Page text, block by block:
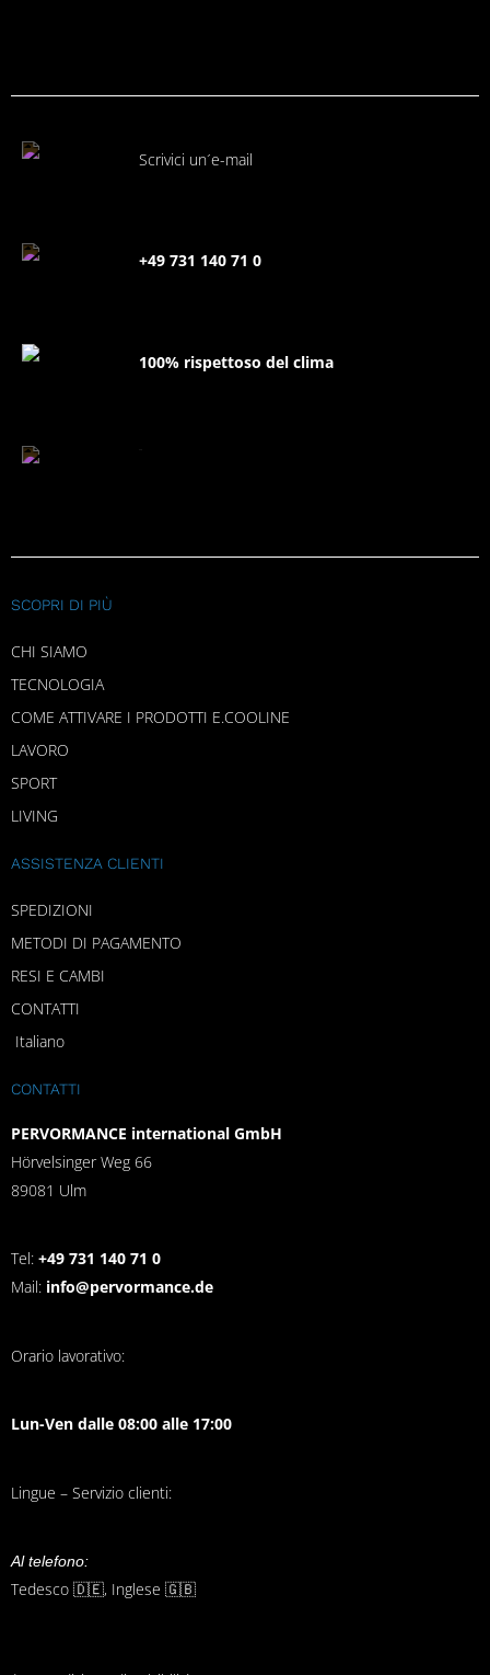
Scrivici un´e-mail
+49 731 140 71 0
100% rispettoso del clima
SCOPRI DI PIÙ
CHI SIAMO
TECNOLOGIA
COME ATTIVARE I PRODOTTI E.COOLINE
LAVORO
SPORT
LIVING
ASSISTENZA CLIENTI
SPEDIZIONI
METODI DI PAGAMENTO
RESI E CAMBI
CONTATTI
Italiano
CONTATTI
PERVORMANCE international GmbH
Hörvelsinger Weg 66
89081 Ulm
Tel: +49 731 140 71 0
Mail: info@pervormance.de
Orario lavorativo:
Lun-Ven dalle 08:00 alle 17:00
Lingue – Servizio clienti:
Al telefono:
Tedesco 🇩🇪, Inglese 🇬🇧